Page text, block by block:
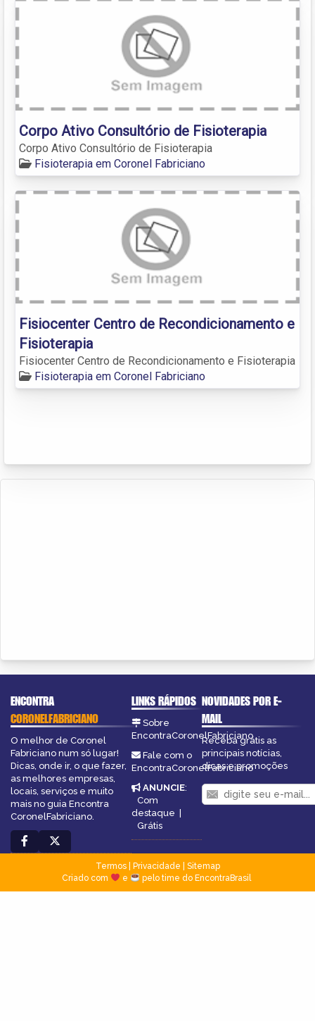
Corpo Ativo Consultório de Fisioterapia
Corpo Ativo Consultório de Fisioterapia
Fisioterapia em Coronel Fabriciano
Fisiocenter Centro de Recondicionamento e
Fisioterapia
Fisiocenter Centro de Recondicionamento e Fisioterapia
Fisioterapia em Coronel Fabriciano
ENCONTRA
CORONELFABRICIANO
O melhor de Coronel
Fabriciano num só lugar!
Dicas, onde ir, o que fazer,
as melhores empresas,
locais, serviços e muito
mais no guia Encontra
CoronelFabriciano.
LINKS RÁPIDOS
Sobre
EncontraCoronelFabriciano
Fale com o
EncontraCoronelFabriciano
ANUNCIE:
Com
destaque |
Grátis
NOVIDADES POR E-
MAIL
Receba grátis as
principais notícias,
dicas e promoções
Termos| Privacidade
Sitemap
Criado com
e pelo time do EncontraBrasil